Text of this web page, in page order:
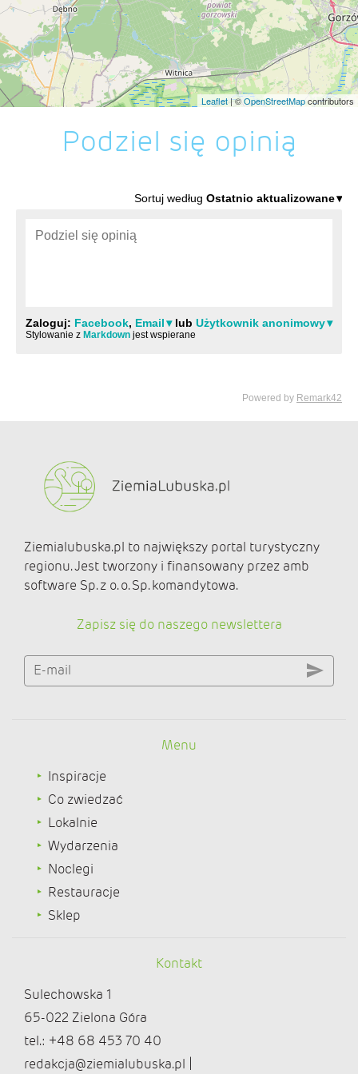
Leaflet| ©OpenStreetMapcontributors
Podziel się opinią
Ziemialubuska.pl to największy portal turystyczny
regionu. Jest tworzony i finansowany przez amb
software Sp. z o. o. Sp. komandytowa.
Zapisz się do naszego newslettera
E-mail
Menu
Inspiracje
Co zwiedzać
Lokalnie
Wydarzenia
Noclegi
Restauracje
Sklep
Kontakt
Sulechowska 1
65-022 Zielona Góra
tel.: +48 68 453 70 40
redakcja@ziemialubuska.pl |